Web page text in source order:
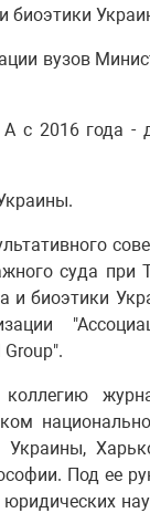
биоэтики
вузов
с 2016 года -
суда при
и биоэтики
Под ее